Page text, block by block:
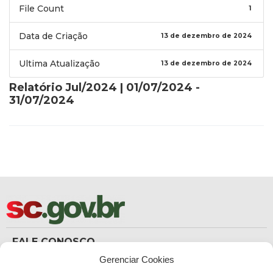
Gerenciar Cookies
File Count 1
Data de Criação 13 de dezembro de 2024
Ultima Atualização 13 de dezembro de 2024
Relatório Jul/2024 | 01/07/2024 -
31/07/2024
FALE CONOSCO
Carteira de Identidade